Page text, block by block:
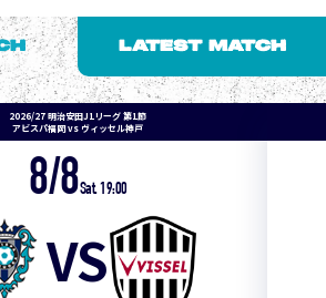
LATEST MATCH
2026/27 明治安田J1リーグ 第1節
アビスパ福岡 vs ヴィッセル神戸
8/8Sat. 19:00
VS